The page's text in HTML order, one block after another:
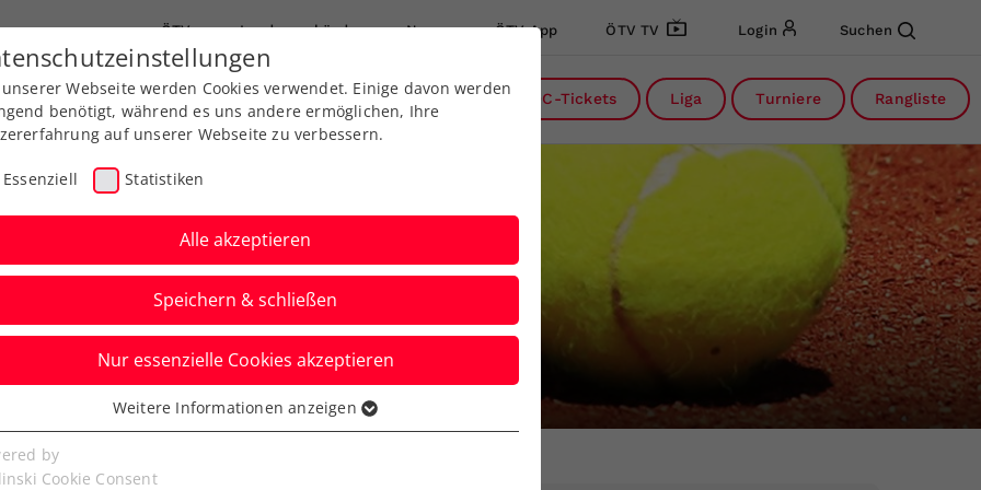
ÖTV Landesverbände News ÖTV App ÖTV TV Login Suchen
Ausbildung Services Über uns DC-Tickets Liga Turniere Rangliste
Aktuelle News
Webseite werden Cookies verwendet. Einige davon werden
benötigt, während es uns andere ermöglichen, Ihre
auf unserer Webseite zu verbessern.
Essenziell Statistiken
Alle akzeptieren
Speichern & schließen
Nur essenzielle Cookies akzeptieren
Cookies werden für grundlegende Funktionen der
benötigt. Dadurch ist gewährleistet, dass die Webseite
Weitere Informationen anzeigen
by
Cookie Consent